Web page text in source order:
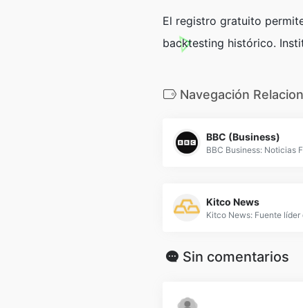
El registro gratuito
backtesting histórico.
Navegación
BBC (Business)
Kitco News
Sin comentarios